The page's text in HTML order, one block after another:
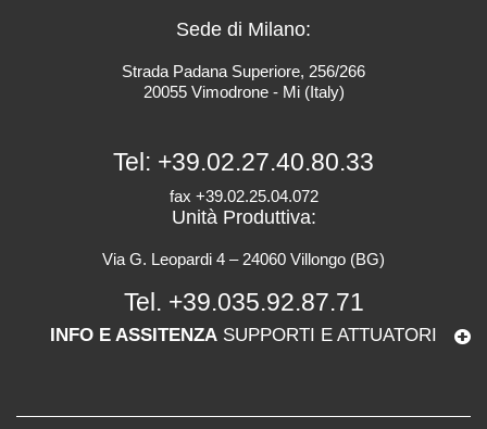
Sede di Milano:
Strada Padana Superiore, 256/266
20055 Vimodrone - Mi (Italy)
Tel: +39.02.27.40.80.33
fax +39.02.25.04.072
Unità Produttiva:
Via G. Leopardi 4 – 24060 Villongo (BG)
Tel. +39.035.92.87.71
INFO E ASSITENZA SUPPORTI E ATTUATORI